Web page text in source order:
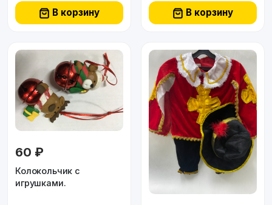
В корзину В корзину
60 ₽
Колокольчик с
игрушками.